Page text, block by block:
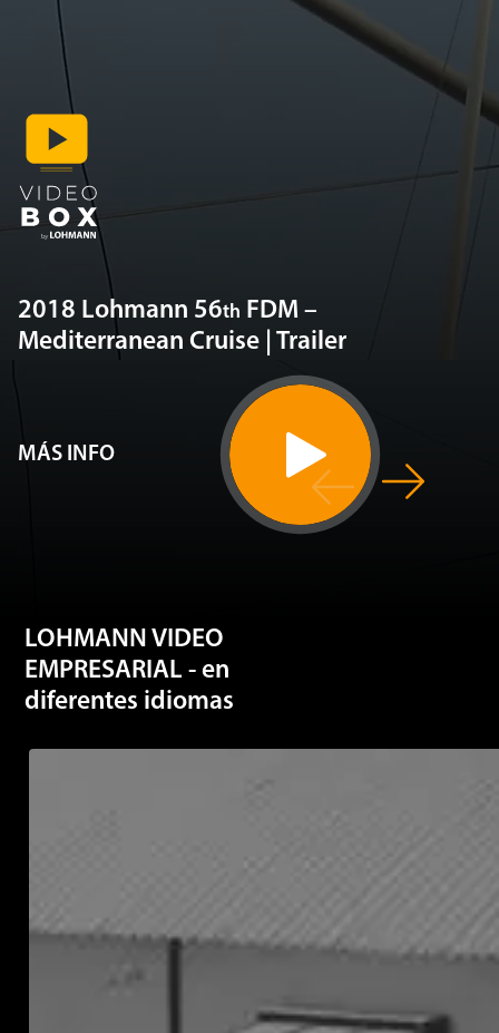
2018 Lohmann 56th FDM –
Mediterranean Cruise | Trailer
MÁS INFO
LOHMANN VIDEO
EMPRESARIAL - en
diferentes idiomas